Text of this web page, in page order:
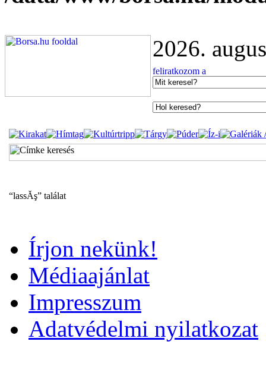
2026.
“lassĂş” találat
Írjon nekünk!
Médiaajánlat
Impresszum
Adatvédelmi nyilatkozat